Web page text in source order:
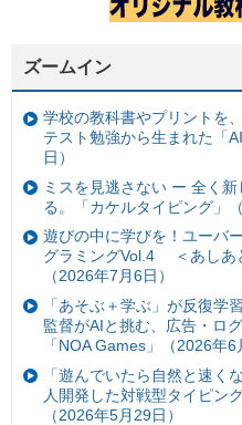
ズームイン
学校の教科書やプリントを
テスト勉強から生まれた「
日）
ミスを見逃さない ー 全く
る。「カケルタイピング」
遊びの中に学びを！ユーバ
グラミングVol.4 ＜あしあ
（2026年7月6日）
「あそぶ＋学ぶ」が反復学
監督がAIと挑む、広告・ロ
「NOA Games」（2026年6
「遊んでいたら自然と速く
人開発した対戦型タイピン
（2026年5月29日）